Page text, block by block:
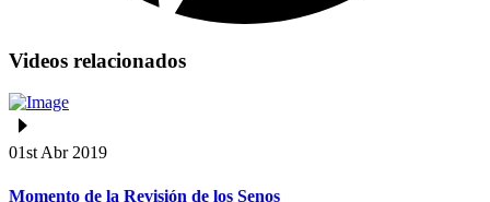
Videos relacionados
01st Abr 2019
Momento de la Revisión de los Senos